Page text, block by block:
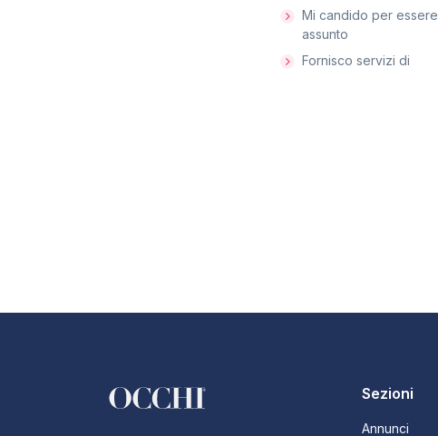
Mi candido per essere
assunto
Fornisco servizi di
Sezioni
Annunci